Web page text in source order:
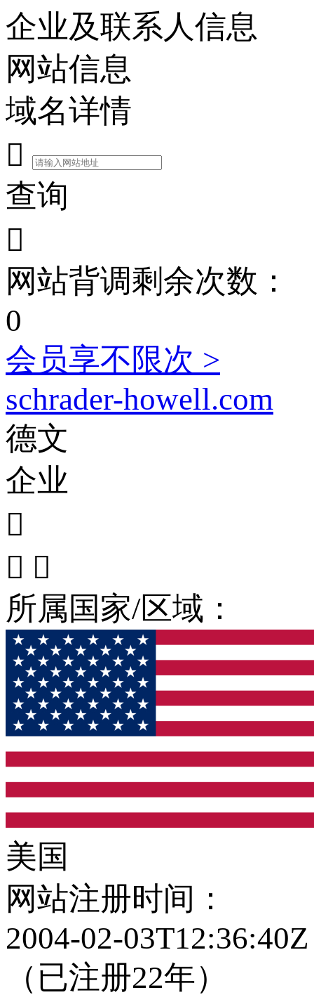
企业及联系人信息
网站信息
域名详情

查询

网站背调剩余次数：
0
会员享不限次 >
schrader-howell.com
德文
企业

 
所属国家/区域：
美国
网站注册时间：
2004-02-03T12:36:40Z
（已注册22年）